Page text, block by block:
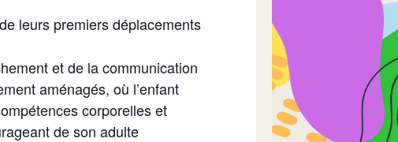
leurs premiers déplacements
et de la communication
aménagés, où l’enfant
corporelles et
de son adulte